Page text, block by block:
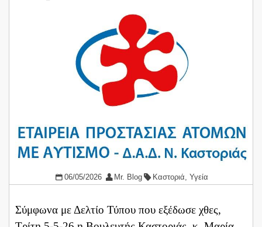
06/05/2026 Mr. Blog Καστοριά ,Υγεία
Σύμφωνα με Δελτίο Τύπου που εξέδωσε χθες,